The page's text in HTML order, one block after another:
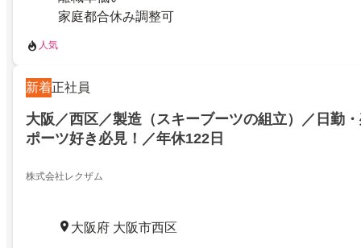
家庭都合休み調整可
人気
新着正社員
大阪／西区／製造（スキーブーツの組立）／日勤
ポーツ好き必見！／年休122日
株式会社レクザム
大阪府 大阪市西区